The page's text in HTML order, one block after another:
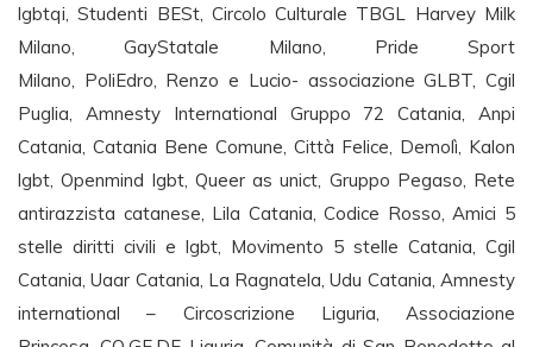
lgbtqi, Studenti BESt, Circolo Culturale TBGL Harvey Milk
Milano, GayStatale Milano, Pride Sport
Milano, PoliEdro, Renzo e Lucio- associazione GLBT, Cgil
Puglia, Amnesty International Gruppo 72 Catania, Anpi
Catania, Catania Bene Comune, Città Felice, Demolì, Kalon
lgbt, Openmind lgbt, Queer as unict, Gruppo Pegaso, Rete
antirazzista catanese, Lila Catania, Codice Rosso, Amici 5
stelle diritti civili e lgbt, Movimento 5 stelle Catania, Cgil
Catania, Uaar Catania, La Ragnatela, Udu Catania, Amnesty
international – Circoscrizione Liguria, Associazione